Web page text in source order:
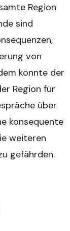
Region
sind
von
könnte der
Region für
über
konsequente
weiteren
gefährden.